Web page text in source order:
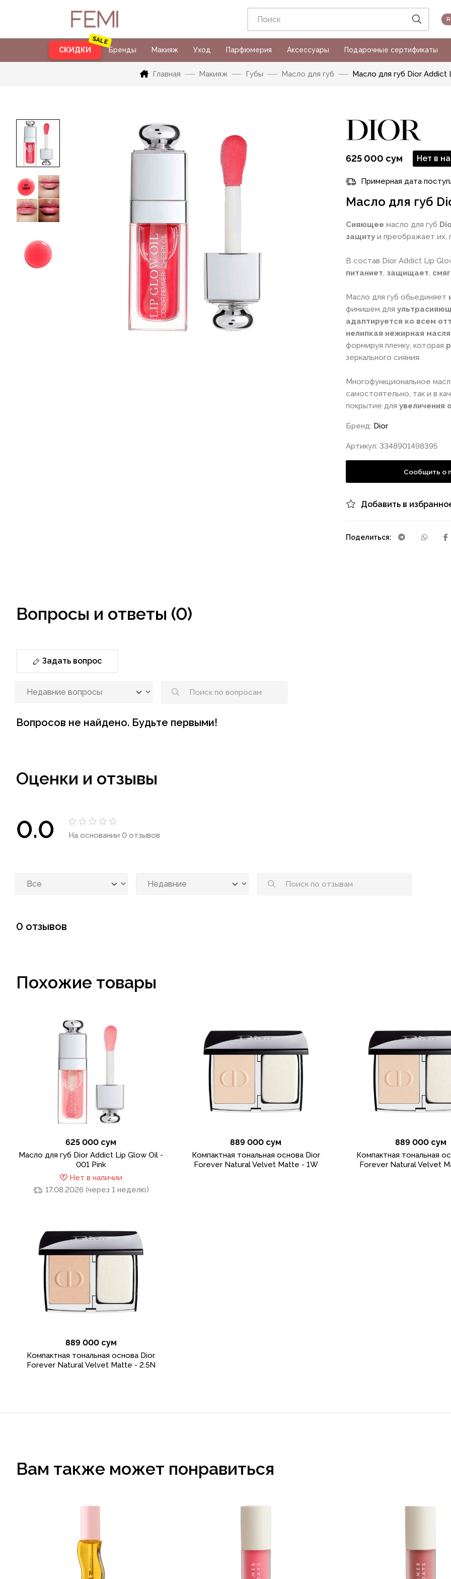
СКИДКИ Бренды Макияж Уход Парфюмерия Аксессуары Подарочные сертификаты
Главная Макияж Губы Масло для губ Масло для губ Dior Addict
625 000 сум Нет в
Примерная дата
Масло для губ
Сияющее масло для губ
защиту и преображает их,
В состав Dior Addict Lip
питаниет, защищает,
Масло для губ обьединяет
финишем для
адаптируется ко всем
нелипкая нежирная
формируя пленку, которая
зеркального сияния.
Многофункциональное
самостоятельно, так и в
покрытие для увеличения
Бренд: Dior
Артикул: 3348901498395
Сообщить о
Добавить в
Поделиться:
Вопросы и ответы (0)
Задать вопрос
Вопросов не найдено. Будьте первыми!
Оценки и отзывы
0.0 На основании 0 отзывов
0 отзывов
Похожие товары
625 000 сум
Масло для губ Dior Addict Lip Glow Oil -
001 Pink
Нет в наличии
17.08.2026 (через 1 неделю)
889 000 сум
Компактная тональная основа Dior
Forever Natural Velvet Matte - 1W
889 000 сум
Компактная тональная
Forever Natural Velvet
889 000 сум
Компактная тональная основа Dior
Forever Natural Velvet Matte - 2.5N
Вам также может понравиться